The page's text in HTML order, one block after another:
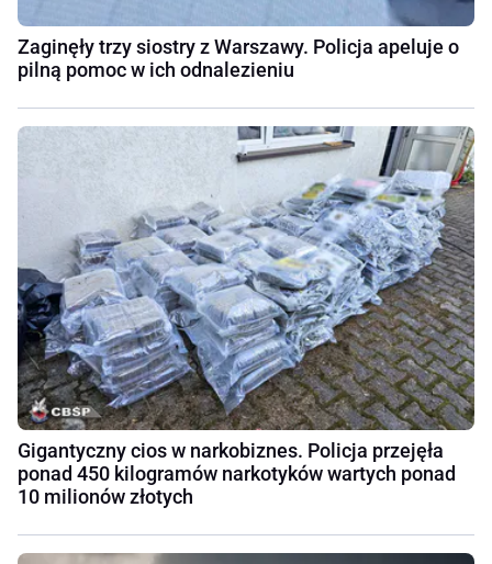
Zaginęły trzy siostry z Warszawy. Policja apeluje o
pilną pomoc w ich odnalezieniu
Gigantyczny cios w narkobiznes. Policja przejęła
ponad 450 kilogramów narkotyków wartych ponad
10 milionów złotych